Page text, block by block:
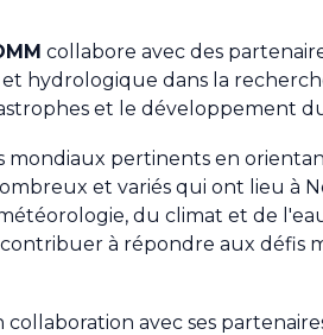
collabore avec des
hydrologique dans la
et le développement
mondiaux pertinents en
et variés qui ont lieu à
du climat et de
à répondre aux défis
avec ses